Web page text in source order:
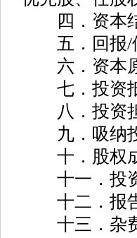
四．资本
五．回报/
六．资本原
七．投资
八．投资
九．吸纳投
十．股权
十一．投资
十二．报
十三．杂